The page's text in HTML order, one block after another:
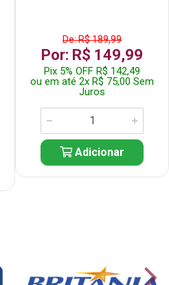
De: R$ 189,99
Por: R$ 149,99
Pix 5% OFF R$ 142,49
ou em até 2x R$ 75,00 Sem
Juros
Adicionar